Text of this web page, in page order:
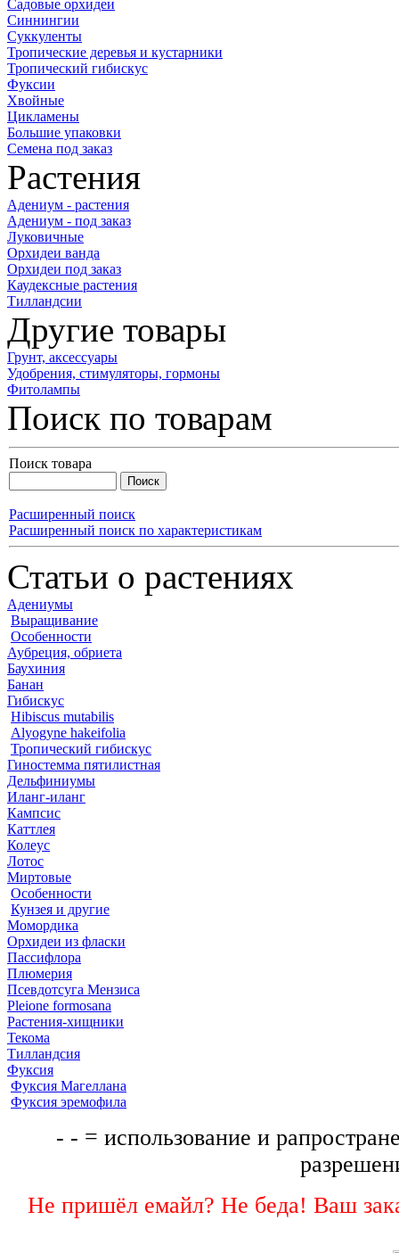
Садовые орхидеи
Синнингии
Суккуленты
Тропические деревья и кустарники
Тропический гибискус
Фуксии
Хвойные
Цикламены
Большие упаковки
Семена под заказ
Растения
Адениум - растения
Адениум - под заказ
Луковичные
Орхидеи ванда
Орхидеи под заказ
Каудексные растения
Тилландсии
Другие товары
Грунт, аксессуары
Удобрения, стимуляторы, гормоны
Фитолампы
Поиск по товарам
Поиск товара
Расширенный поиск
Расширенный поиск по характеристикам
Статьи о растениях
Адениумы
Выращивание
Особенности
Аубреция, обриета
Баухиния
Банан
Гибискус
Hibiscus mutabilis
Alyogyne hakeifolia
Тропический гибискус
Гиностемма пятилистная
Дельфиниумы
Иланг-иланг
Кампсис
Каттлея
Колеус
Лотос
Миртовые
Особенности
Кунзея и другие
Момордика
Орхидеи из фласки
Пассифлора
Плюмерия
Псевдотсуга Мензиса
Pleione formosana
Растения-хищники
Текома
Тилландсия
Фуксия
Фуксия Магеллана
Фуксия эремофила
- - = использование и
Не пришёл емайл? Не беда! Ваш